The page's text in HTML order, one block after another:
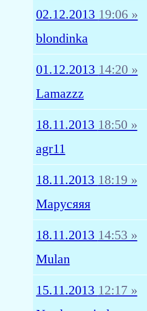
02.12.2013 19:06 »
blondinka
01.12.2013 14:20 »
Lamazzz
18.11.2013 18:50 »
agr11
18.11.2013 18:19 »
Марусяяя
18.11.2013 14:53 »
Mulan
15.11.2013 12:17 »